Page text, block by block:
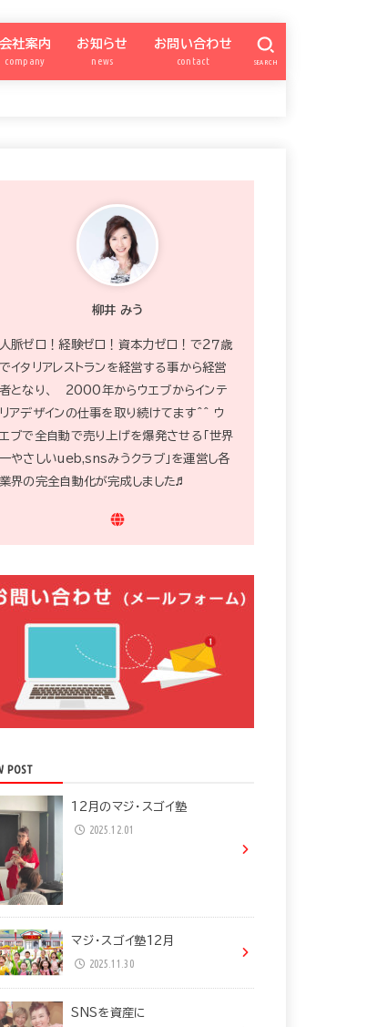
会社案内
company
お知らせ
news
お問い合わせ
contact SEARCH
柳井 みう
人脈ゼロ！経験ゼロ！資本力ゼロ！で２７歳
でイタリアレストランを経営する事から経営
者となり、 2000年からウエブからインテ
リアデザインの仕事を取り続けてます^^ ウ
エブで全自動で売り上げを爆発させる「世界
一やさしいueb,snsみうクラブ」を運営し各
業界の完全自動化が完成しました♬
POST
12月のマジ・スゴイ塾
2025.12.01
マジ・スゴイ塾12月
2025.11.30
SNSを資産に